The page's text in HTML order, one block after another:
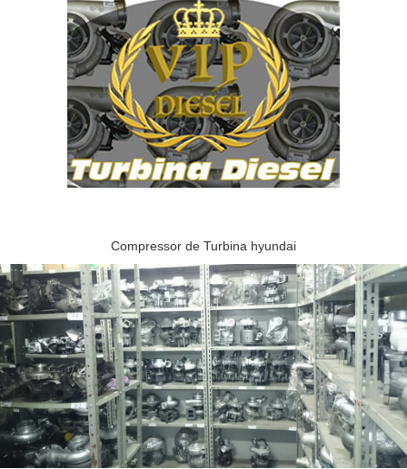
Compressor de Turbina hyundai